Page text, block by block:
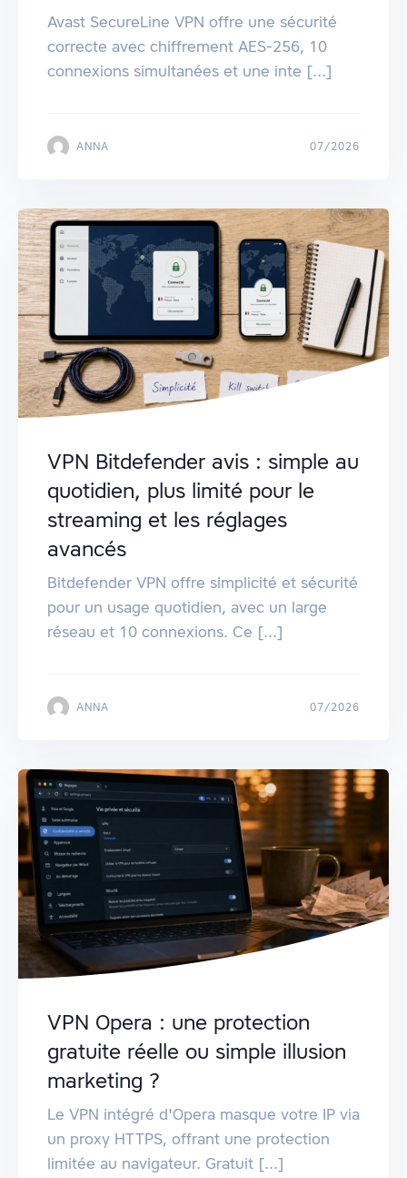
Avast SecureLine VPN offre une sécurité
correcte avec chiffrement AES-256, 10
connexions simultanées et une inte [...]
ANNA 07/2026
VPN Bitdefender avis : simple au
quotidien, plus limité pour le
streaming et les réglages
avancés
Bitdefender VPN offre simplicité et sécurité
pour un usage quotidien, avec un large
réseau et 10 connexions. Ce [...]
ANNA 07/2026
VPN Opera : une protection
gratuite réelle ou simple illusion
marketing ?
Le VPN intégré d'Opera masque votre IP via
un proxy HTTPS, offrant une protection
limitée au navigateur. Gratuit [...]